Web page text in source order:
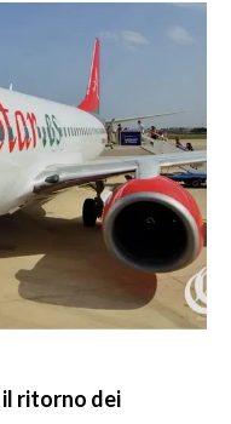
ritorno dei